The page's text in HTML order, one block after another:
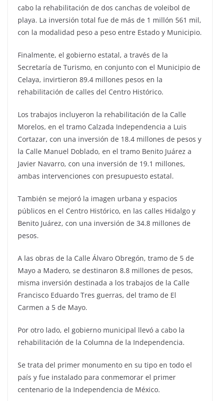
cabo la rehabilitación de dos canchas de voleibol de
playa. La inversión total fue de más de 1 millón 561 mil,
con la modalidad peso a peso entre Estado y Municipio.
Finalmente, el gobierno estatal, a través de la
Secretaría de Turismo, en conjunto con el Municipio de
Celaya, invirtieron 89.4 millones pesos en la
rehabilitación de calles del Centro Histórico.
Los trabajos incluyeron la rehabilitación de la Calle
Morelos, en el tramo Calzada Independencia a Luis
Cortazar, con una inversión de 18.4 millones de pesos y
la Calle Manuel Doblado, en el tramo Benito Juárez a
Javier Navarro, con una inversión de 19.1 millones,
ambas intervenciones con presupuesto estatal.
También se mejoró la imagen urbana y espacios
públicos en el Centro Histórico, en las calles Hidalgo y
Benito Juárez, con una inversión de 34.8 millones de
pesos.
A las obras de la Calle Álvaro Obregón, tramo de 5 de
Mayo a Madero, se destinaron 8.8 millones de pesos,
misma inversión destinada a los trabajos de la Calle
Francisco Eduardo Tres guerras, del tramo de El
Carmen a 5 de Mayo.
Por otro lado, el gobierno municipal llevó a cabo la
rehabilitación de la Columna de la Independencia.
Se trata del primer monumento en su tipo en todo el
país y fue instalado para conmemorar el primer
centenario de la Independencia de México.